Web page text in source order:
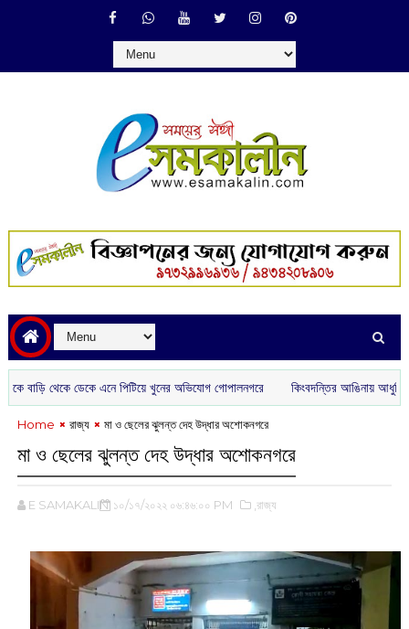
ডেকে এনে পিটিয়ে খুনের অভিযোগ গোপালনগরে কিংবদন্তির আঙিনায় আধুনিকতার ছোঁয়া:
Home রাজ্য মা ও ছেলের ঝুলন্ত দেহ উদ্ধার অশোকনগরে
মা ও ছেলের ঝুলন্ত দেহ উদ্ধার অশোকনগরে
E SAMAKALIN ১০/১৭/২০২২ ০৬:৪৬:০০ PM ,রাজ্য